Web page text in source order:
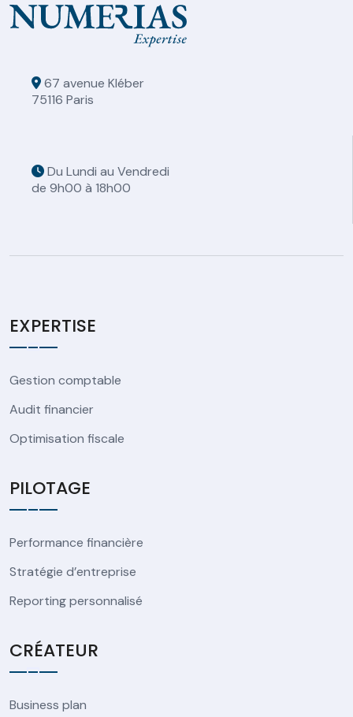
67 avenue Kléber
75116 Paris
Du Lundi au Vendredi
de 9h00 à 18h00
EXPERTISE
Gestion comptable
Audit financier
Optimisation fiscale
PILOTAGE
Performance financière
Stratégie d’entreprise
Reporting personnalisé
CRÉATEUR
Business plan